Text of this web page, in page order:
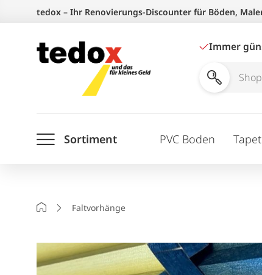
springen
tedox – Ihr Renovierungs-Discounter für Böden,
Immer
Shop
Sortiment PVC Boden
StartseiteFaltvorhänge